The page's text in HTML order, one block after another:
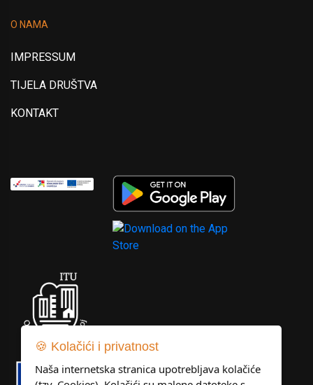
O NAMA
IMPRESSUM
TIJELA DRUŠTVA
KONTAKT
🍪 Kolačići i privatnost
Naša internetska stranica upotrebljava kolačiće